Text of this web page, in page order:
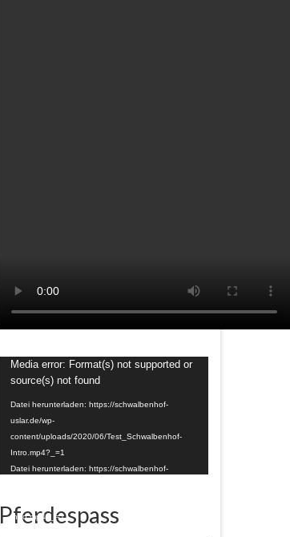
Video-
Player
Media error: Format(s) not supported or
source(s) not found
Datei herunterladen: https://schwalbenhof-
uslar.de/wp-
content/uploads/2020/06/Test_Schwalbenhof-
Intro.mp4?_=1
Datei herunterladen: https://schwalbenhof-
Intro.mp4?_=1
Pferdespass